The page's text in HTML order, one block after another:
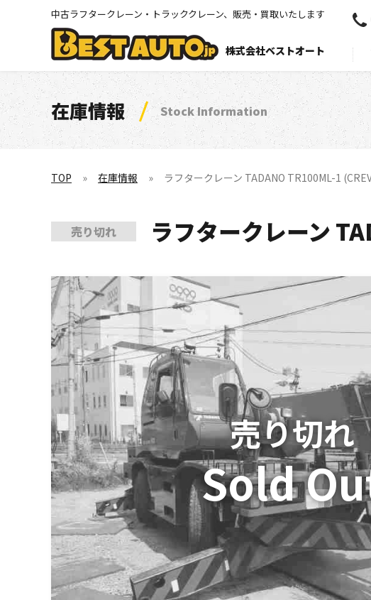
中古ラフタークレーン・トラッククレーン、販売・買取いたします
株式会社ベストオート
在庫情報 Stock Information
TOP 在庫情報 ラフタークレーン TADANO TR100ML-1
売り切れ ラフタークレーン